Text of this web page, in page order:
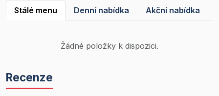
Stálé menu Denní nabídka Akční nabídka
Žádné položky k dispozici.
Recenze